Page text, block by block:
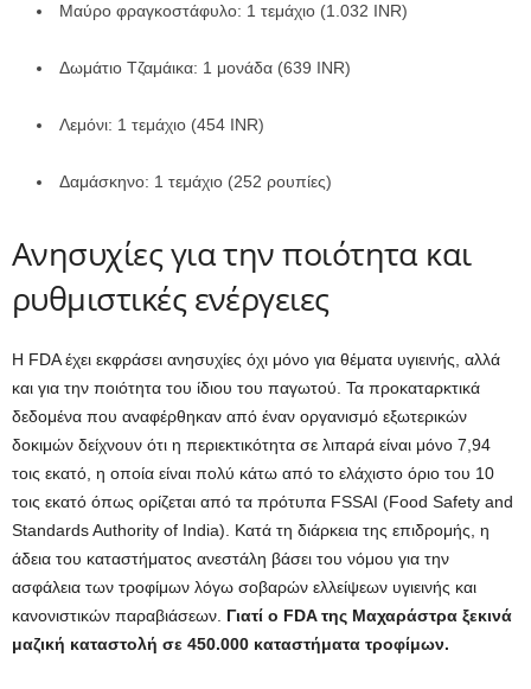
Μαύρο φραγκοστάφυλο: 1 τεμάχιο (1.032 INR)
Δωμάτιο Τζαμάικα: 1 μονάδα (639 INR)
Λεμόνι: 1 τεμάχιο (454 INR)
Δαμάσκηνο: 1 τεμάχιο (252 ρουπίες)
Ανησυχίες για την ποιότητα και
ρυθμιστικές ενέργειες
Η FDA έχει εκφράσει ανησυχίες όχι μόνο για θέματα υγιεινής, αλλά
και για την ποιότητα του ίδιου του παγωτού. Τα προκαταρκτικά
δεδομένα που αναφέρθηκαν από έναν οργανισμό εξωτερικών
δοκιμών δείχνουν ότι η περιεκτικότητα σε λιπαρά είναι μόνο 7,94
τοις εκατό, η οποία είναι πολύ κάτω από το ελάχιστο όριο του 10
τοις εκατό όπως ορίζεται από τα πρότυπα FSSAI (Food Safety and
Standards Authority of India). Κατά τη διάρκεια της επιδρομής, η
άδεια του καταστήματος ανεστάλη βάσει του νόμου για την
ασφάλεια των τροφίμων λόγω σοβαρών ελλείψεων υγιεινής και
κανονιστικών παραβιάσεων. Γιατί ο FDA της Μαχαράστρα ξεκινά
μαζική καταστολή σε 450.000 καταστήματα τροφίμων.